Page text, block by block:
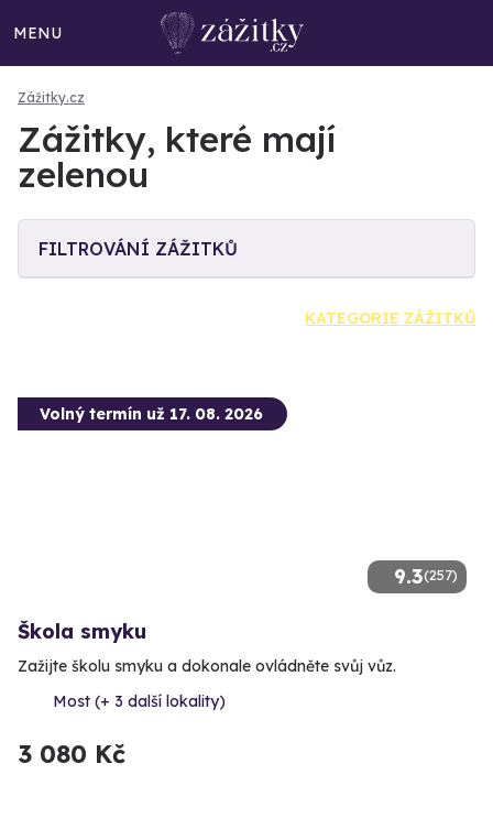
MENU
Zážitky.cz
Zážitky, které mají
zelenou
FILTROVÁNÍ ZÁŽITKŮ
KATEGORIE ZÁŽITKŮ
9.3(257)
Volný termín už 17. 08. 2026
Škola smyku
Zažijte školu smyku a dokonale ovládněte svůj vůz.
Most (+ 3 další lokality)
3 080 Kč